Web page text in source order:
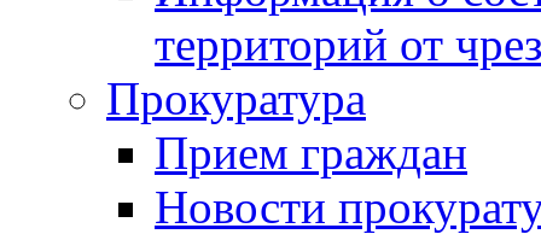
территорий от
Прокуратура
Прием граждан
Новости